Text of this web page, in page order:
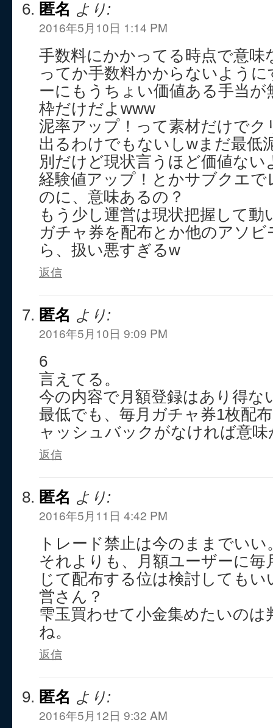
匿名 より:
2016年5月10日 1:14 PM
手数料にかかってる時点で意味
ってか手数料かからないよう
ーにもうちょい価値ある手当
枠だけだよwww
泥率アップ！って素材だけで
出るわけでもないしwまだ最低
別だけど現状言うほど価値ない
経験値アップ！とかサブクエ
のに、意味あるの？
もう少し運営は現状把握して動
ガチャ券を配布とか他のアソ
ら、扱い悪すぎるw
返信
匿名 より:
2016年5月10日 9:09 PM
6
言えてる。
今の内容で月額登録はあり得な
最低でも、毎月ガチャ券1枚配
ャッシュバックがなければ意味
返信
匿名 より:
2016年5月11日 4:42 PM
トレード禁止は今のままでいい
それよりも、月額ユーザーに毎
じて配布する位は検討しても
営さん？
雫玉買わせて小金集めたいの
ね。
返信
匿名 より:
2016年5月12日 9:32 AM